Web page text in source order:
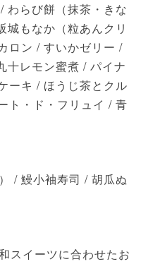
わらび餅（抹茶・きな
城もなか（粒あんクリ
ロン / すいかゼリー /
十レモン蜜煮 / パイナ
ーキ / ほうじ茶とクル
ト・ド・フリュイ / 青
/ 鰻小袖寿司 / 胡瓜ぬ
スイーツに合わせたお